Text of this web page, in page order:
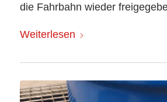
die Fahrbahn wieder
Weiterlesen